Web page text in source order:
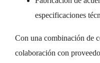
especificaciones
Con una combinación de
colaboración con